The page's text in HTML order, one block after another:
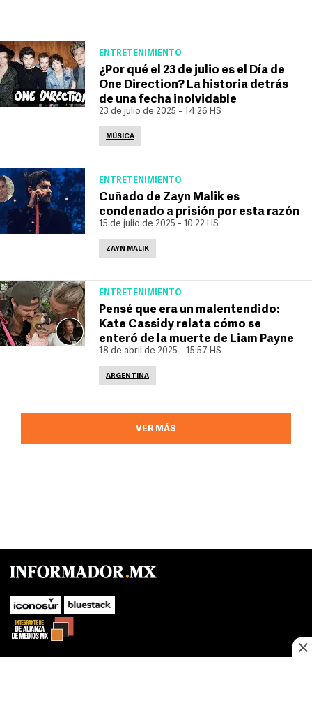
ENTRETENIMIENTO
¿Por qué el 23 de julio es el Día de
One Direction? La historia detrás
de una fecha inolvidable
23 de julio de 2025 - 14:26 HS
MÚSICA
ENTRETENIMIENTO
Cuñado de Zayn Malik es
condenado a prisión por esta razón
15 de julio de 2025 - 10:22 HS
ZAYN MALIK
ENTRETENIMIENTO
Pensé que era un malentendido:
Kate Cassidy relata cómo se
enteró de la muerte de Liam Payne
18 de abril de 2025 - 15:57 HS
ARGENTINA
VER MÁS